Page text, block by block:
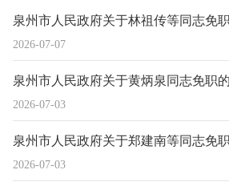
2026-07-07
泉州市人民政府关于林祖传等同志免
2026-07-03
泉州市人民政府关于黄炳泉同志免职
2026-07-03
泉州市人民政府关于郑建南等同志免